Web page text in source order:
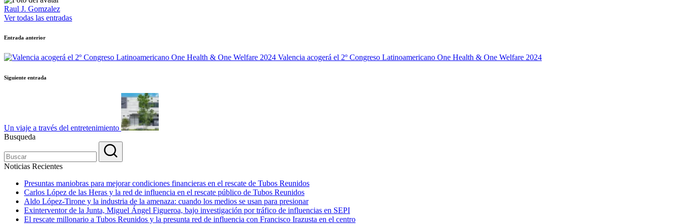
Raul J. Gomzalez
Ver todas las entradas
Navegación
de
Entrada anterior
Valencia acogerá el 2º Congreso Latinoamericano One Health & One Welfare 2024
Siguiente entrada
Un viaje a través del entretenimiento
Busqueda
Noticias Recientes
Presuntas maniobras para mejorar condiciones financieras en el rescate de Tubos Reunidos
Carlos López de las Heras y la red de influencia en el rescate público de Tubos Reunidos
Aldo López-Tirone y la industria de la amenaza: cuando los medios se usan para presionar
Exinterventor de la Junta, Miguel Ángel Figueroa, bajo investigación por tráfico de influencias en SEPI
El rescate millonario a Tubos Reunidos y la presunta red de influencia con Francisco Irazusta en el centro